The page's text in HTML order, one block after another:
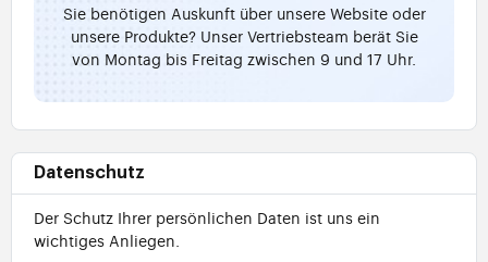
Sie benötigen Auskunft über unsere Website oder
unsere Produkte? Unser Vertriebsteam berät Sie
von Montag bis Freitag zwischen 9 und 17 Uhr.
Datenschutz
Der Schutz Ihrer persönlichen Daten ist uns ein
wichtiges Anliegen.